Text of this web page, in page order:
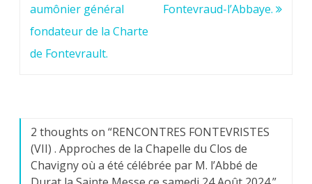
aumônier général
fondateur de la Charte
de Fontevrault.
Fontevraud-l’Abbaye.
2 thoughts on “RENCONTRES FONTEVRISTES
(VII) . Approches de la Chapelle du Clos de
Chavigny où a été célébrée par M. l’Abbé de